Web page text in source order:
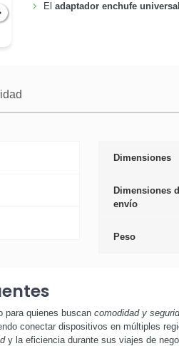
Eladaptador enchufe
Dimensiones
Dimensiones
envío
Peso
quienes buscan comodidad y
conectar dispositivos en múltiples
y la eficiencia durante sus viajes de